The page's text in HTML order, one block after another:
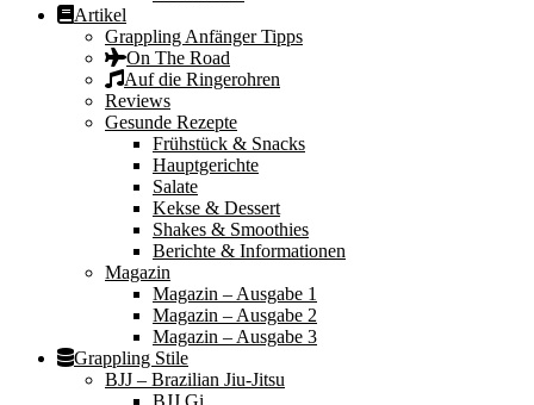
Artikel
Grappling Anfänger Tipps
On The Road
Auf die Ringerohren
Reviews
Gesunde Rezepte
Frühstück & Snacks
Hauptgerichte
Salate
Kekse & Dessert
Shakes & Smoothies
Berichte & Informationen
Magazin
Magazin – Ausgabe 1
Magazin – Ausgabe 2
Magazin – Ausgabe 3
Grappling Stile
BJJ – Brazilian Jiu-Jitsu
BJJ Gi